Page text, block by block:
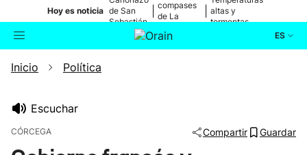
Hoy es noticia de San
Sebastián
compases
de La
altas y
tormentas
ES
Buscador
Inicio Política
Escuchar
CÓRCEGA Compartir Guardar